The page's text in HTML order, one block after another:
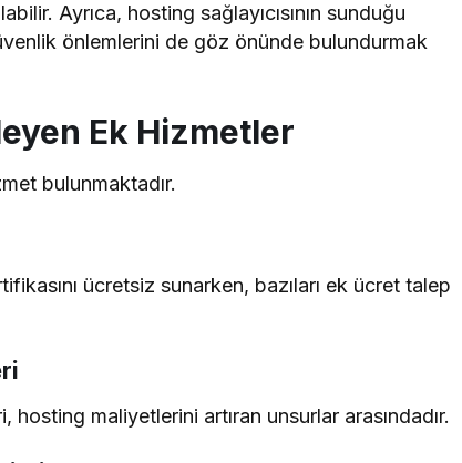
Ayrıca, hosting sağlayıcısının sunduğu
önlemlerini de göz önünde bulundurmak
Ek Hizmetler
bulunmaktadır.
ücretsiz sunarken, bazıları ek ücret talep
maliyetlerini artıran unsurlar arasındadır.